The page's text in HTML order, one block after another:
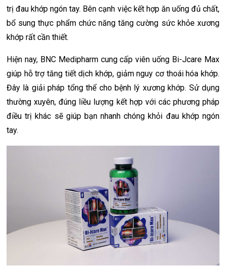
trị đau khớp ngón tay. Bên cạnh việc kết hợp ăn uống đủ chất,
bổ sung thực phẩm chức năng tăng cường sức khỏe xương
khớp rất cần thiết.
Hiện nay, BNC Medipharm cung cấp viên uống Bi-Jcare Max
giúp hỗ trợ tăng tiết dịch khớp, giảm nguy cơ thoái hóa khớp.
Đây là giải pháp tổng thể cho bệnh lý xương khớp. Sử dụng
thường xuyên, đúng liều lượng kết hợp với các phương pháp
điều trị khác sẽ giúp bạn nhanh chóng khỏi đau khớp ngón
tay.